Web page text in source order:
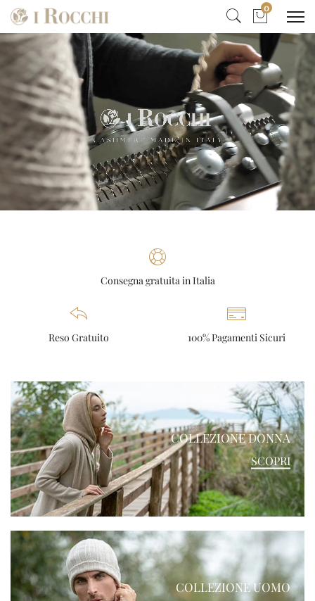
0
Consegna gratuita in Italia
Reso Gratuito 100% Pagamenti Sicuri
COLLEZIONE DONNA
SCOPRI
COLLEZIONE UOMO